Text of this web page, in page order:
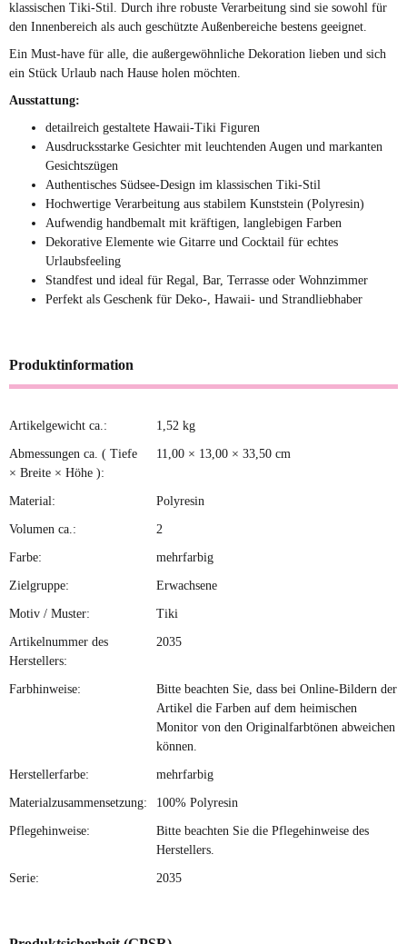
klassischen Tiki-Stil. Durch ihre robuste Verarbeitung sind sie sowohl für
den Innenbereich als auch geschützte Außenbereiche bestens geeignet.
Ein Must-have für alle, die außergewöhnliche Dekoration lieben und sich
ein Stück Urlaub nach Hause holen möchten.
Ausstattung:
detailreich gestaltete Hawaii-Tiki Figuren
Ausdrucksstarke Gesichter mit leuchtenden Augen und markanten
Gesichtszügen
Authentisches Südsee-Design im klassischen Tiki-Stil
Hochwertige Verarbeitung aus stabilem Kunststein (Polyresin)
Aufwendig handbemalt mit kräftigen, langlebigen Farben
Dekorative Elemente wie Gitarre und Cocktail für echtes
Urlaubsfeeling
Standfest und ideal für Regal, Bar, Terrasse oder Wohnzimmer
Perfekt als Geschenk für Deko-, Hawaii- und Strandliebhaber
Produktinformation
Produkteigenschaft
Wert
Artikelgewicht ca.: 1,52 kg
Abmessungen ca. ( Tiefe
× Breite × Höhe ):
11,00 × 13,00 × 33,50 cm
Material: Polyresin
Volumen ca.: 2
Farbe: mehrfarbig
Zielgruppe: Erwachsene
Motiv / Muster: Tiki
Artikelnummer des
Herstellers:
2035
Farbhinweise:
Bitte beachten Sie, dass bei Online-Bildern der
Artikel die Farben auf dem heimischen
Monitor von den Originalfarbtönen abweichen
können.
Herstellerfarbe: mehrfarbig
Materialzusammensetzung: 100% Polyresin
Pflegehinweise:
Bitte beachten Sie die Pflegehinweise des
Herstellers.
Serie: 2035